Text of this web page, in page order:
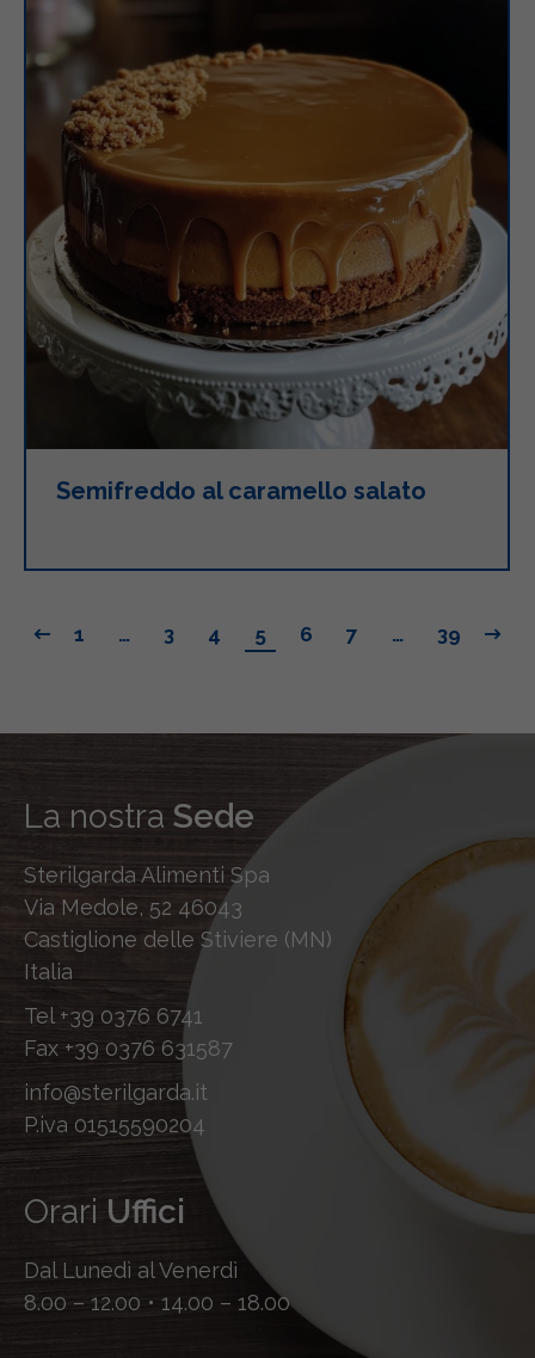
Semifreddo al caramello salato
1 … 3 4 5 6 7 … 39
La nostra Sede
Sterilgarda Alimenti Spa
Via Medole, 52 46043
Castiglione delle Stiviere (MN)
Italia
Tel +39 0376 6741
Fax +39 0376 631587
info@sterilgarda.it
P.iva 01515590204
Orari Uffici
Dal Lunedì al Venerdì
8.00 – 12.00 • 14.00 – 18.00